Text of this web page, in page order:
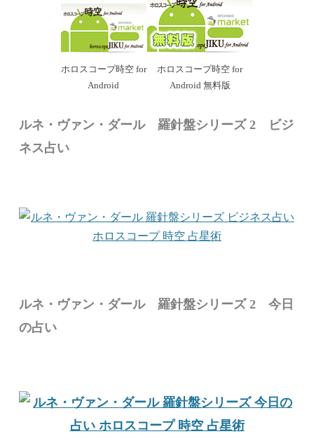
ホロスコープ時空 for
Android
ホロスコープ時空 for
Android 無料版
ルネ・ヴァン・ダール 羅針盤シリーズ 2 ビジ
ネス占い
ルネ・ヴァン・ダール 羅針盤シリーズ 2 今日
の占い